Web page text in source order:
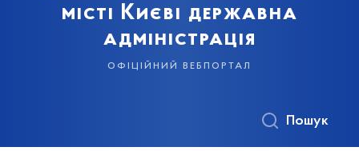
місті Києві державна
адміністрація
офіційний вебпортал
Пошук